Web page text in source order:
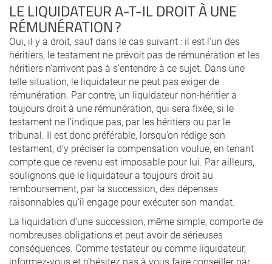
LE LIQUIDATEUR A-T-IL DROIT À UNE
RÉMUNÉRATION ?
Oui, il y a droit, sauf dans le cas suivant : il est l’un des
héritiers, le testament ne prévoit pas de rémunération et les
héritiers n’arrivent pas à s’entendre à ce sujet. Dans une
telle situation, le liquidateur ne peut pas exiger de
rémunération. Par contre, un liquidateur non-héritier a
toujours droit à une rémunération, qui sera fixée, si le
testament ne l’indique pas, par les héritiers ou par le
tribunal. Il est donc préférable, lorsqu’on rédige son
testament, d’y préciser la compensation voulue, en tenant
compte que ce revenu est imposable pour lui. Par ailleurs,
soulignons que le liquidateur a toujours droit au
remboursement, par la succession, des dépenses
raisonnables qu’il engage pour exécuter son mandat.
La liquidation d’une succession, même simple, comporte de
nombreuses obligations et peut avoir de sérieuses
conséquences. Comme testateur ou comme liquidateur,
informez-vous et n’hésitez pas à vous faire conseiller par